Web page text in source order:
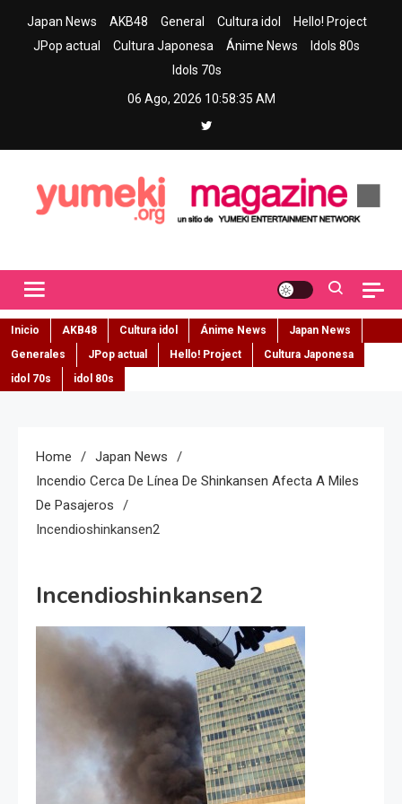
Japan News AKB48 General Cultura idol
Hello! Project
JPop actual
Cultura Japonesa Ánime News
Idols 80s
Idols 70s
06 Ago, 2026 10:58:36 AM
Inicio AKB48 Cultura idol Ánime News
Japan News
Generales
JPop actual Hello! Project
Cultura Japonesa
idol 70s
idol 80s
Home
Japan News
Incendio Cerca De Línea De Shinkansen Afecta A Miles
De Pasajeros
Incendioshinkansen2
Incendioshinkansen2